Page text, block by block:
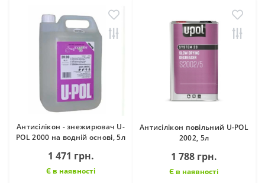
Антисілікон - знежирювач U-
POL 2000 на водній основі, 5л
1 471 грн.
Є в наявності
Антисілікон повільний U-POL
2002, 5л
1 788 грн.
Є в наявності